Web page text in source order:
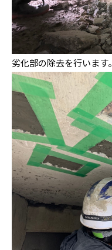
劣化部の除去を行います。